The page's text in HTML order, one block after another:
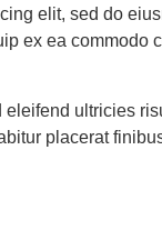
elit, sed do
ex ea commodo
ultricies
placerat